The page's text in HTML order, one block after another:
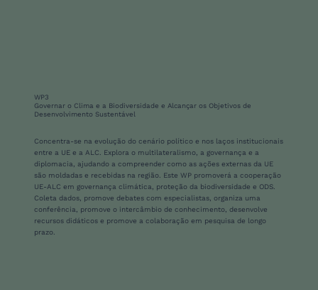
WP3
Governar o Clima e a Biodiversidade e Alcançar os Objetivos de
Desenvolvimento Sustentável
Concentra-se na evolução do cenário político e nos laços institucionais
entre a UE e a ALC. Explora o multilateralismo, a governança e a
diplomacia, ajudando a compreender como as ações externas da UE
são moldadas e recebidas na região. Este WP promoverá a cooperação
UE-ALC em governança climática, proteção da biodiversidade e ODS.
Coleta dados, promove debates com especialistas, organiza uma
conferência, promove o intercâmbio de conhecimento, desenvolve
recursos didáticos e promove a colaboração em pesquisa de longo
prazo.